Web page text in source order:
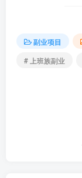
副业项目
# 上班族副业